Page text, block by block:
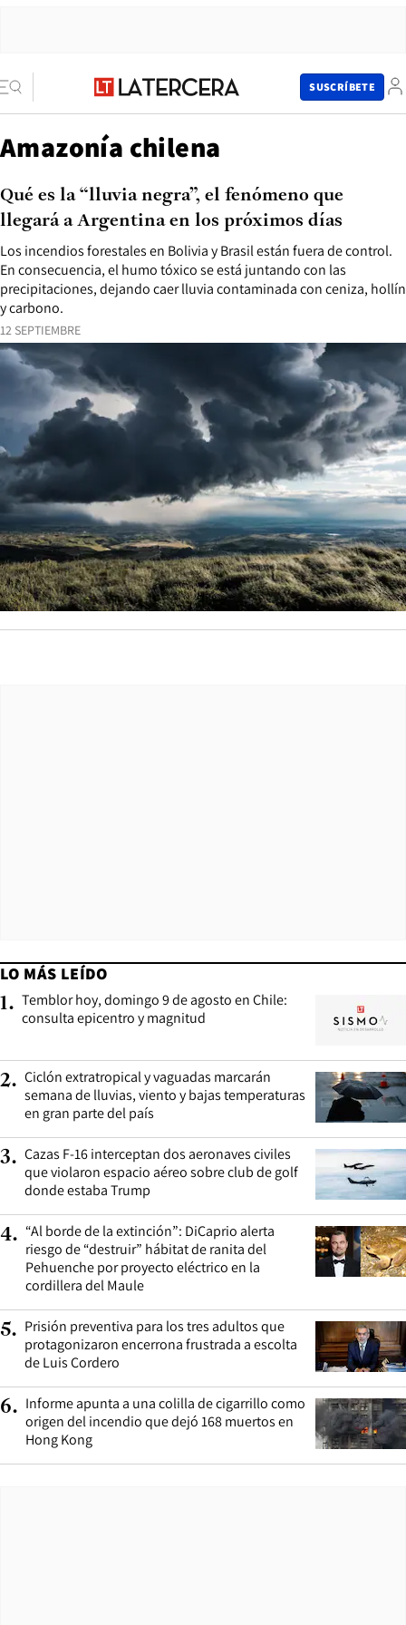
SUSCRÍBETE
Amazonía chilena
12 SEPTIEMBRE
Los incendios forestales en Bolivia y Brasil están fuera de control.
En consecuencia, el humo tóxico se está juntando con las
precipitaciones, dejando caer lluvia contaminada con ceniza, hollín
y carbono.
Qué es la “lluvia negra”, el fenómeno que
llegará a Argentina en los próximos días
LO MÁS LEÍDO
1. Temblor hoy, domingo 9 de agosto en Chile:
consulta epicentro y magnitud
2. Ciclón extratropical y vaguadas marcarán
semana de lluvias, viento y bajas temperaturas
en gran parte del país
3. Cazas F-16 interceptan dos aeronaves civiles
que violaron espacio aéreo sobre club de golf
donde estaba Trump
4. “Al borde de la extinción”: DiCaprio alerta
riesgo de “destruir” hábitat de ranita del
Pehuenche por proyecto eléctrico en la
cordillera del Maule
5. Prisión preventiva para los tres adultos que
protagonizaron encerrona frustrada a escolta
de Luis Cordero
6. Informe apunta a una colilla de cigarrillo como
origen del incendio que dejó 168 muertos en
Hong Kong